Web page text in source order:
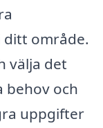
ditt område.
välja det
behov och
uppgifter